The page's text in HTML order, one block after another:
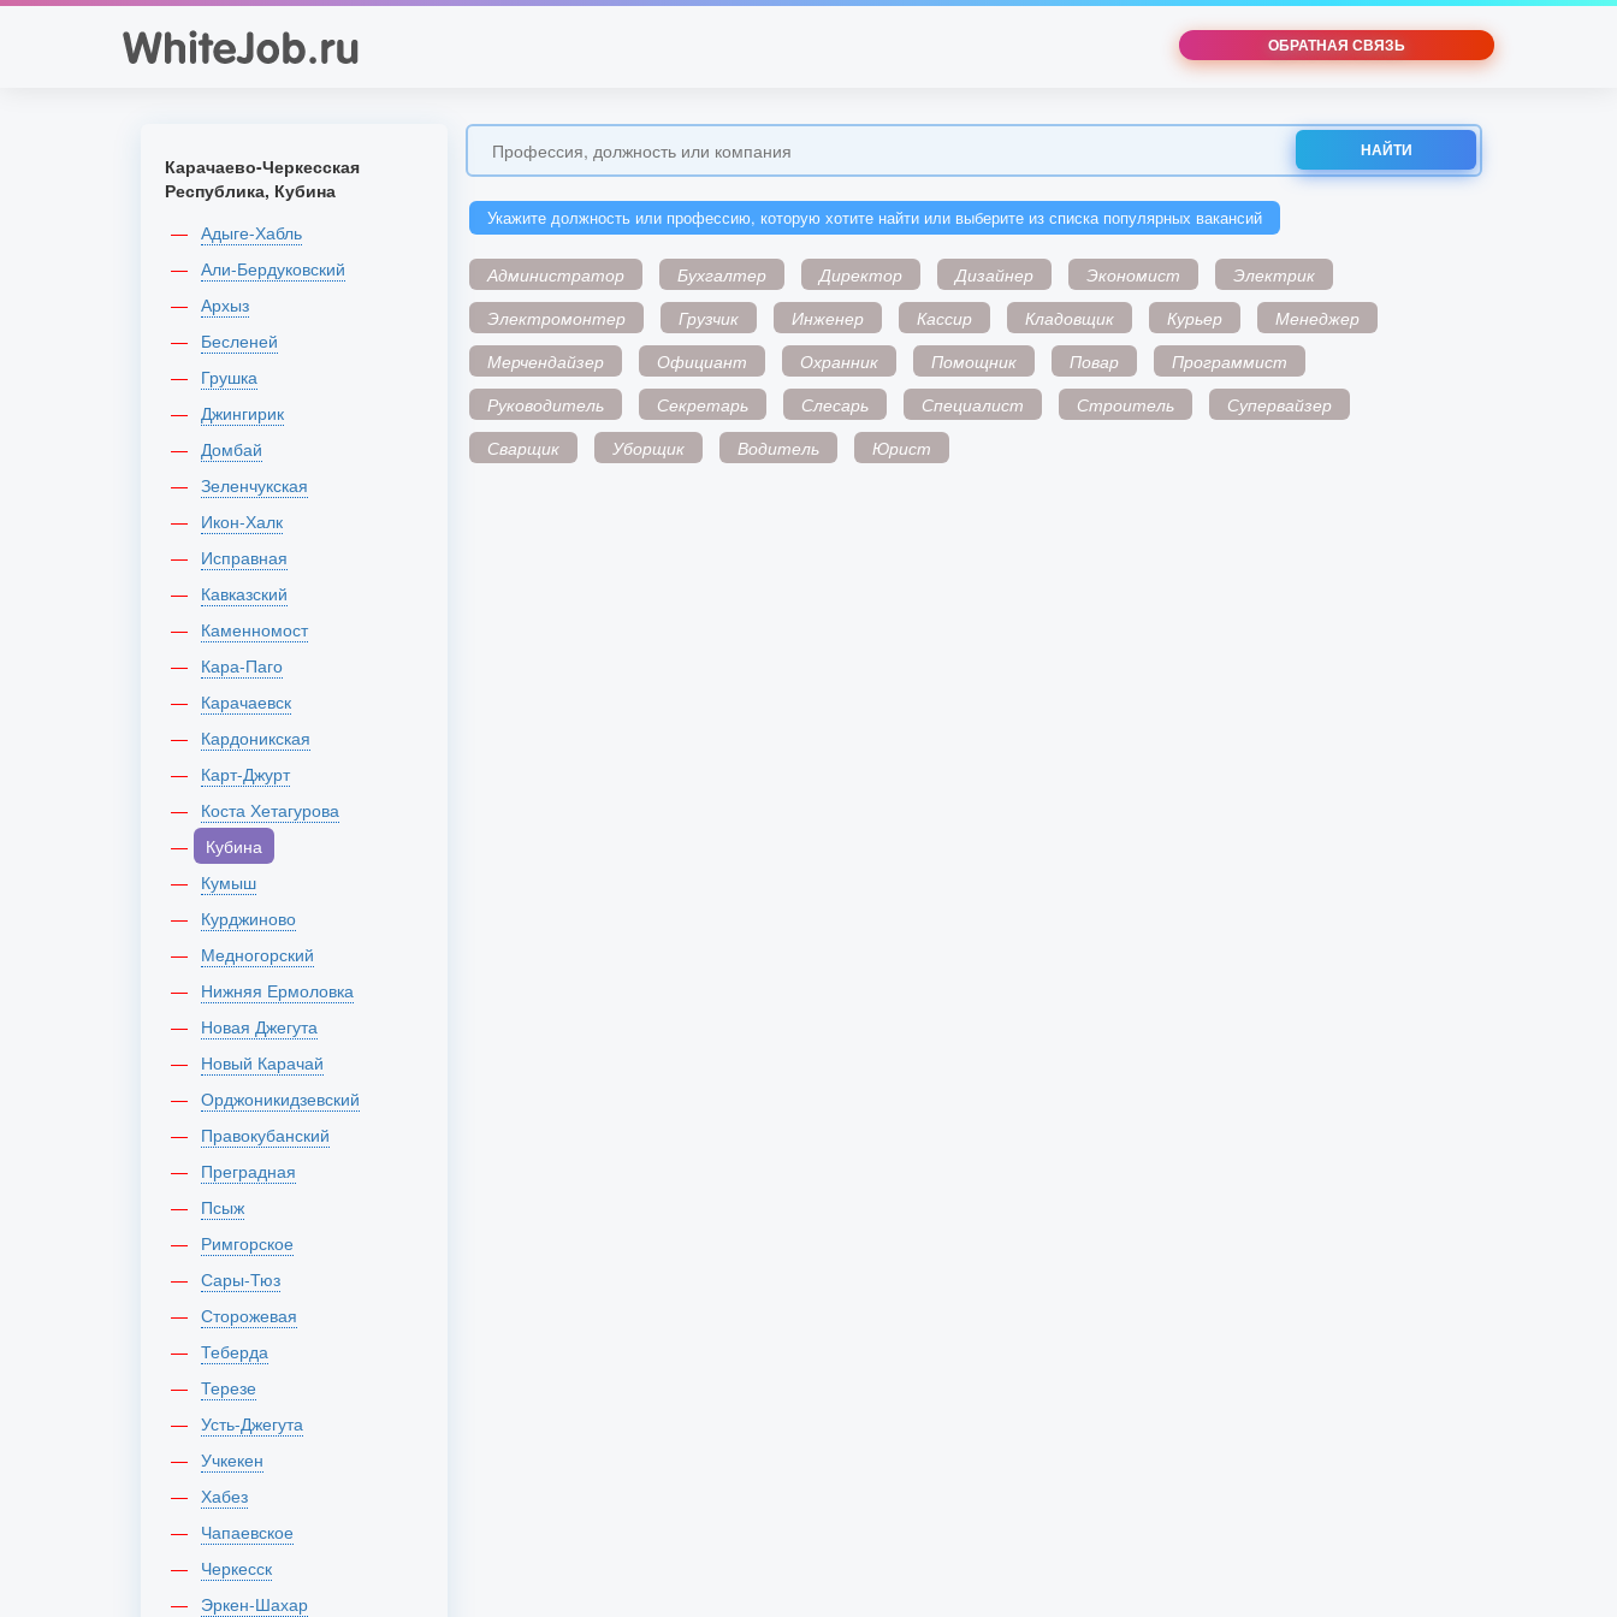
ОБРАТНАЯ СВЯЗЬ
НАЙТИ
Укажите должность или профессию, которую хотите найти или выберите из списка популярных вакансий
Администратор Бухгалтер Директор Дизайнер Экономист
Электрик
Электромонтер
Грузчик Инженер Кассир Кладовщик Курьер
Менеджер
Мерчендайзер
Официант Охранник Помощник Повар
Программист
Руководитель
Секретарь Слесарь Специалист Строитель
Супервайзер
Сварщик
Уборщик Водитель Юрист
Карачаево-Черкесская
Республика, Кубина
Адыге-Хабль
Али-Бердуковский
Архыз
Бесленей
Грушка
Джингирик
Домбай
Зеленчукская
Икон-Халк
Исправная
Кавказский
Каменномост
Кара-Паго
Карачаевск
Кардоникская
Карт-Джурт
Коста Хетагурова
Кубина
Кумыш
Курджиново
Медногорский
Нижняя Ермоловка
Новая Джегута
Новый Карачай
Орджоникидзевский
Правокубанский
Преградная
Псыж
Римгорское
Сары-Тюз
Сторожевая
Теберда
Терезе
Усть-Джегута
Учкекен
Хабез
Чапаевское
Черкесск
Эркен-Шахар